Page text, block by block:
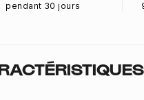
pendant 30 jours